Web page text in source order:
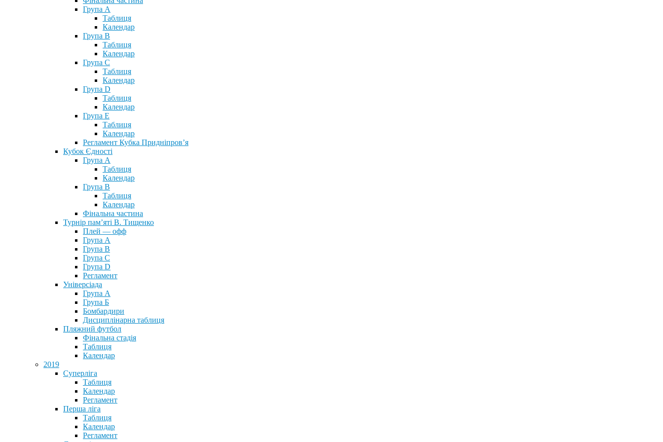
Група А
Таблиця
Календар
Група В
Таблиця
Календар
Група С
Таблиця
Календар
Група D
Таблиця
Календар
Група Е
Таблиця
Календар
Регламент Кубка Придніпров’я
Кубок Єдності
Група А
Таблиця
Календар
Група В
Таблиця
Календар
Фінальна частина
Турнір пам’яті В. Тищенко
Плей — офф
Група А
Група B
Група С
Група D
Регламент
Універсіада
Група А
Група Б
Бомбардири
Дисциплінарна таблиця
Пляжний футбол
Фінальна стадія
Таблиця
Календар
2019
Суперліга
Таблиця
Календар
Регламент
Перша ліга
Таблиця
Календар
Регламент